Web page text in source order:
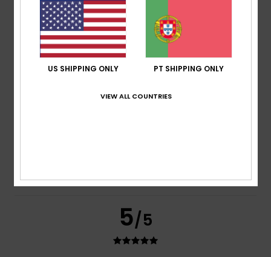
A minha filha está super contente
Mostrar original - Francês
Tamanho: Demasiado grande
Eu recomendo este produto
Muito pequenoMaterial: 3/5 Cor: 4/5
5/5
US SHIPPING ONLY PT SHIPPING ONLY
VIEW ALL COUNTRIES